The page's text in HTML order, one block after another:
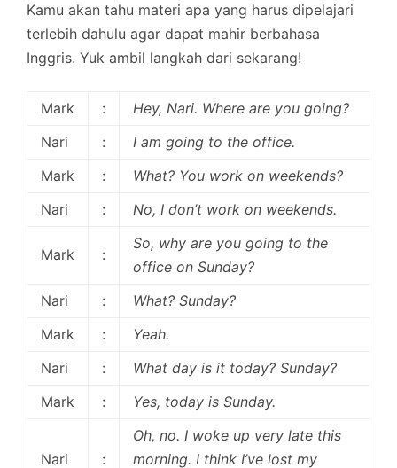
Kamu akan tahu materi apa yang harus dipelajari
terlebih dahulu agar dapat mahir berbahasa
Inggris. Yuk ambil langkah dari sekarang!
Mark :
Hey, Nari. Where are you going?
Nari
:
I am going to the office.
Mark
:
What? You work on weekends?
Nari
: No, I don’t work on weekends.
Mark :
So, why are you going to the
office on Sunday?
Nari
:
What? Sunday?
Mark
:
Yeah.
Nari
:
What day is it today? Sunday?
Mark
: Yes, today is Sunday.
Nari :
Oh, no. I woke up very late this
morning. I think I’ve lost my